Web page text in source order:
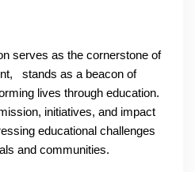
serves as the cornerstone of
stands as a beacon of
lives through education.
initiatives, and impact
educational challenges
and communities.